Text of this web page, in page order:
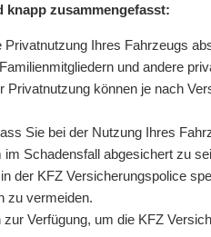
knapp zusammengefasst:
Privatnutzung Ihres Fahrzeugs
und andere
Privatnutzung können je nach
Sie bei der Nutzung Ihres
Schadensfall abgesichert zu
der KFZ Versicherungspolice
zu vermeiden.
Verfügung, um die KFZ